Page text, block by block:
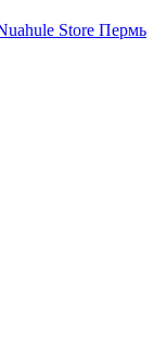
Store Пермь